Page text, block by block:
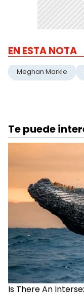
EN ESTA NOTA
Meghan Markle